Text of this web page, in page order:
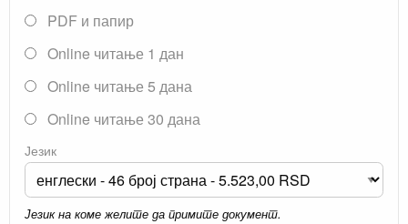
PDF и папир
Online читање 1 дан
Online читање 5 дана
Online читање 30 дана
Језик
Језик на коме желите да примите документ.